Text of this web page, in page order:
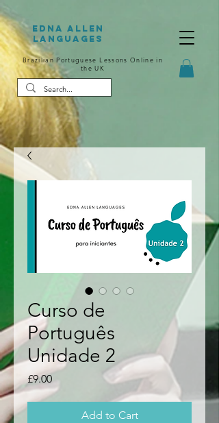
Edna Allen
Languages
Brazilian Portuguese Lessons Online in
the UK
Curso de
Português
Unidade 2
£9.00Price
Add to Cart